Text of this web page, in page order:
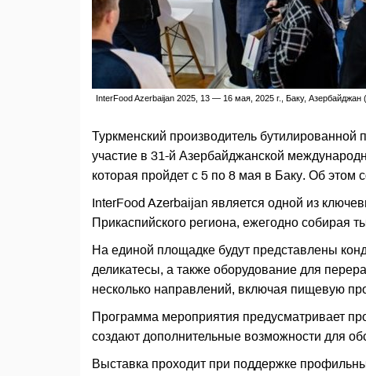
InterFood Azerbaijan 2025, 13 — 16 мая, 2025 г., Баку, Азербайджан
Туркменский производитель
участие в 31-й Азербайджанской
которая пройдет с 5 по 8 мая в Баку. Об этом
InterFood Azerbaijan является одной из
Прикаспийского региона, ежегодно собирая
На единой площадке будут представлены
деликатесы, а также оборудование для
несколько направлений, включая пищевую
Программа мероприятия предусматривает
создают дополнительные возможности для
Выставка проходит при поддержке